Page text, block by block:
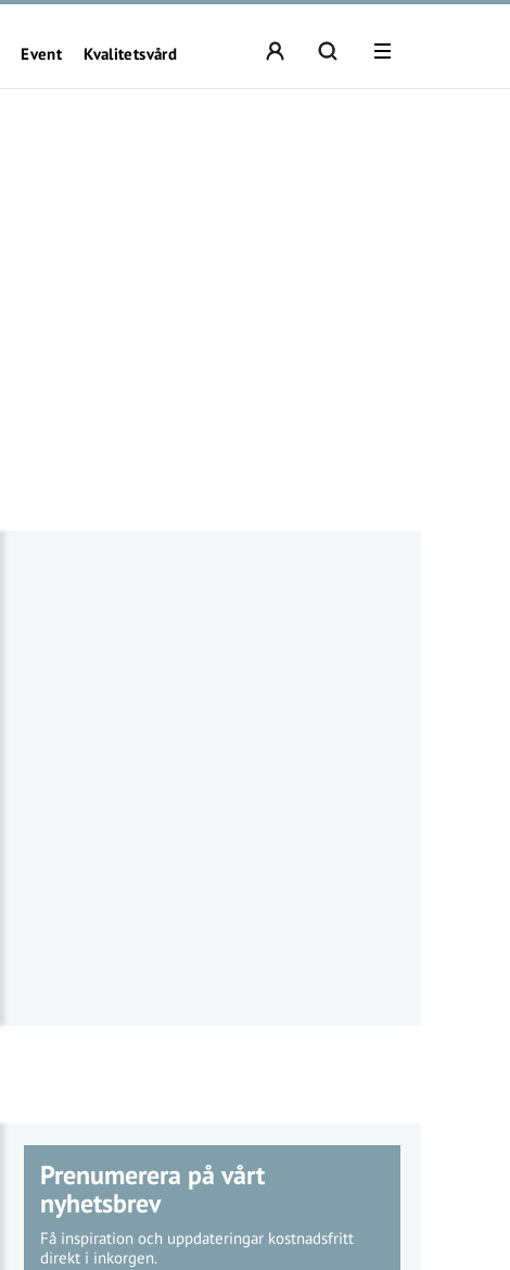
Event Kvalitetsvård
Prenumerera på vårt
nyhetsbrev
Få inspiration och uppdateringar kostnadsfritt
direkt i inkorgen.